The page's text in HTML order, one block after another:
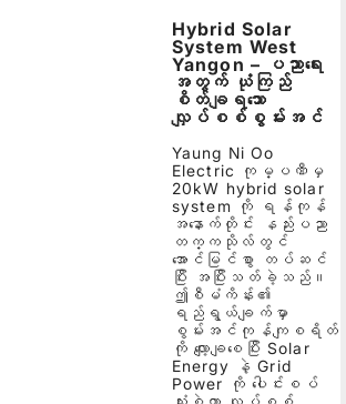
Hybrid Solar
System West
Yangon – ပညာရေး
အတွက် ယုံကြည်
စိတ်ချရသော
လျှပ်စစ်စွမ်းအင်
Yaung Ni Oo
Electric ကုမ္ပဏီမှ
20kW hybrid solar
system ကို ရန်ကုန်
အနောက်တိုင်း နည်းပညာ
တက္ကသိုလ်တွင်
အောင်မြင်စွာ တပ်ဆင်
ပြီး အပြီးသတ်ခဲ့သည်။
ဤစီမံကိန်း၏
ရည်ရွယ်ချက်မှာ
စွမ်းအင်ကုန်ကျစရိတ်
ကို လျော့ချစေပြီး Solar
Energy နဲ့ Grid
Power ကို ပေါင်းစပ်